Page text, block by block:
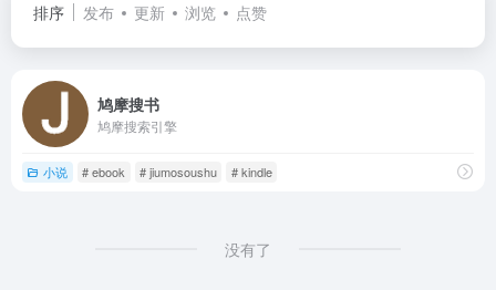
排序 发布 更新 浏览 点赞
鸠摩搜书
鸠摩搜索引擎
小说 # ebook # jiumosoushu # kindle
没有了